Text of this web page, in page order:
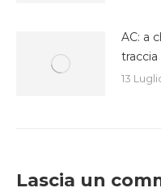
AC: a
traccia
13
Lascia un